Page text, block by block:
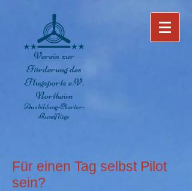
Verein zur
Förderung des
Flugsports e.V.
Northeim
Ausbildung-Charter-
Rundflüge
Für einen Tag selbst Pilot
sein?